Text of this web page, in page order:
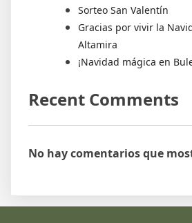
Sorteo San Valentín
Gracias por vivir la
Altamira
¡Navidad mágica en
Recent Comments
No hay comentarios que